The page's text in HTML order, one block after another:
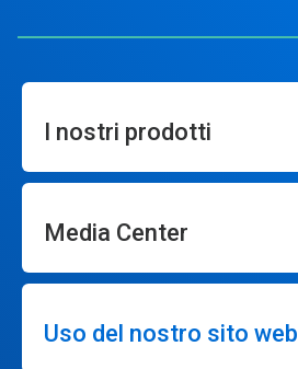
I nostri prodotti
Media Center
Uso del nostro sito web